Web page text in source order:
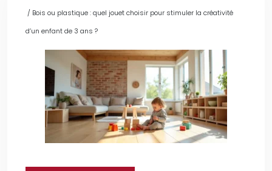
/ Bois ou plastique : quel jouet choisir pour stimuler la créativité
d’un enfant de 3 ans ?